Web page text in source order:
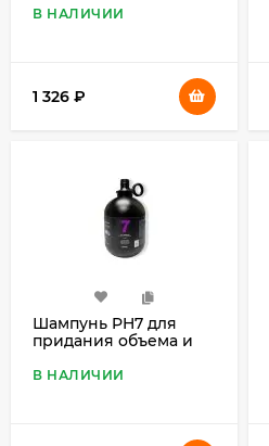
В НАЛИЧИИ
1 326 ₽
Шампунь PH7 для
придания объема и
л
В НАЛИЧИИ